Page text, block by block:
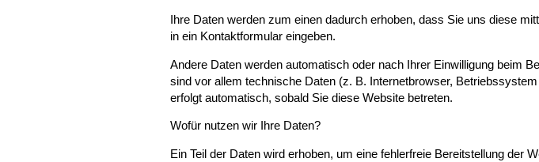
Ihre Daten werden zum einen dadurch erhoben, dass Sie uns diese
in ein Kontaktformular eingeben.
Andere Daten werden automatisch oder nach Ihrer Einwilligung beim
sind vor allem technische Daten (z. B. Internetbrowser,
erfolgt automatisch, sobald Sie diese Website betreten.
Wofür nutzen wir Ihre Daten?
Ein Teil der Daten wird erhoben, um eine fehlerfreie Bereitstellung der